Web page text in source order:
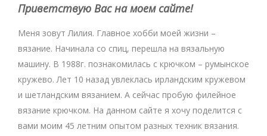
Приветствую Вас на моем сайте!
Меня зовут Лилия. Главное хобби моей жизни –
вязание. Начинала со спиц, перешла на вязальную
машину. В 1988г. познакомилась с крючком – румынское
кружево. Лет 10 назад увлеклась ирландским кружевом
и шетландским вязанием. А сейчас пробую филейное
вязание крючком. На данном сайте я хочу поделится с
вами моим 45 летним опытом разных техник вязания.